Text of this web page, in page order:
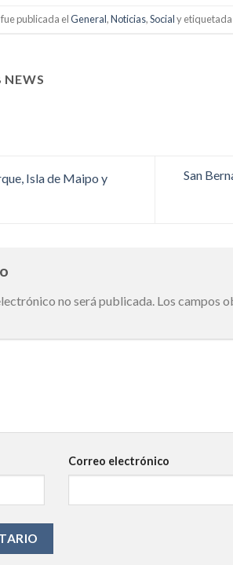
publicada elGeneral,Noticias,Socialy etiquetada
NEWS
Isla de Maipo y
San
no será publicada. Los campos
Correo electrónico